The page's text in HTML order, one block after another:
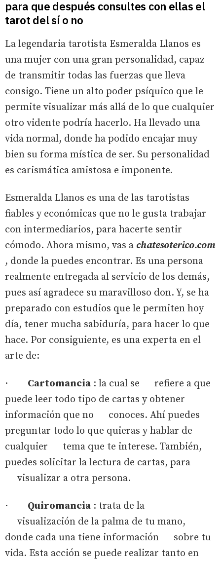
para que después consultes con ellas el
tarot del sí o no
La legendaria tarotista Esmeralda Llanos es
una mujer con una gran personalidad, capaz
de transmitir todas las fuerzas que lleva
consigo. Tiene un alto poder psíquico que le
permite visualizar más allá de lo que cualquier
otro vidente podría hacerlo. Ha llevado una
vida normal, donde ha podido encajar muy
bien su forma mística de ser. Su personalidad
es carismática amistosa e imponente.
Esmeralda Llanos es una de las tarotistas
fiables y económicas que no le gusta trabajar
con intermediarios, para hacerte sentir
cómodo. Ahora mismo, vas a chatesoterico.com
, donde la puedes encontrar. Es una persona
realmente entregada al servicio de los demás,
pues así agradece su maravilloso don. Y, se ha
preparado con estudios que le permiten hoy
día, tener mucha sabiduría, para hacer lo que
hace. Por consiguiente, es una experta en el
arte de:
· Cartomancia : la cual se refiere a que
puede leer todo tipo de cartas y obtener
información que no conoces. Ahí puedes
preguntar todo lo que quieras y hablar de
cualquier tema que te interese. También,
puedes solicitar la lectura de cartas, para
visualizar a otra persona.
· Quiromancia : trata de la
visualización de la palma de tu mano,
donde cada una tiene información sobre tu
vida. Esta acción se puede realizar tanto en